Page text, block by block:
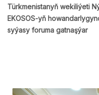
Türkmenistanyň wekiliýeti
EKOSOS-yň
syýasy foruma gatnaşýar